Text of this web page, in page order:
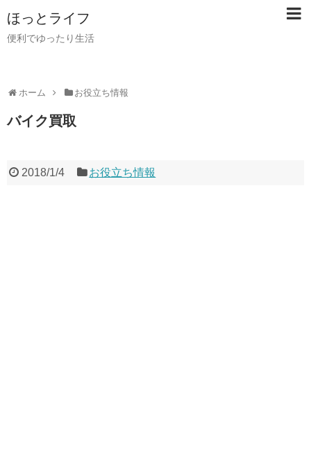
ほっとライフ
便利でゆったり生活
ホーム お役立ち情報
バイク買取
2018/1/4 お役立ち情報